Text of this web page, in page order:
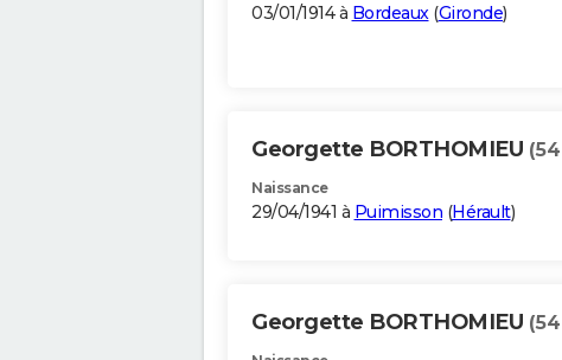
03/01/1914 à Bordeaux(Gironde)
Georgette BORTHOMIEU
Naissance
29/04/1941 à Puimisson (Hérault)
Georgette BORTHOMIEU